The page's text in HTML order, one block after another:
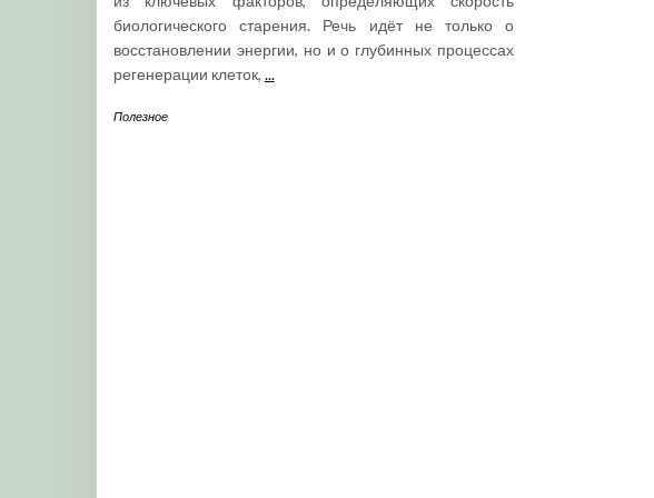
биологического старения. Речь идёт не только о
восстановлении энергии, но и о глубинных процессах
регенерации клеток, ...
Полезное